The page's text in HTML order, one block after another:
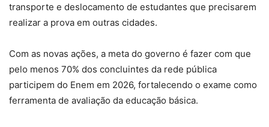
transporte e deslocamento de estudantes que precisarem
realizar a prova em outras cidades.
Com as novas ações, a meta do governo é fazer com que
pelo menos 70% dos concluintes da rede pública
participem do Enem em 2026, fortalecendo o exame como
ferramenta de avaliação da educação básica.